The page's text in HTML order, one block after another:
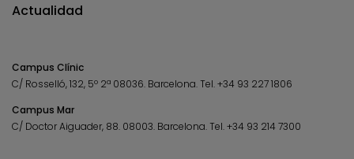
Actualidad
Campus Clínic
C/ Rosselló, 132, 5º 2ª 08036. Barcelona.Tel.+34 93 227 1806
Campus Mar
C/ Doctor Aiguader, 88. 08003. Barcelona.Tel.+34 93 214 7300